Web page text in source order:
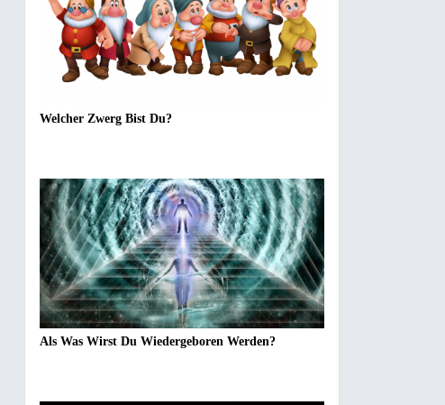
Welcher Zwerg Bist Du?
Als Was Wirst Du Wiedergeboren Werden?